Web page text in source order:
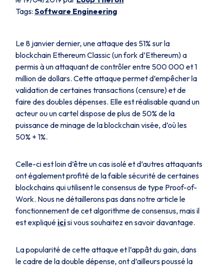
Tags: Software Engineering
Le 8 janvier dernier, une attaque des 51% sur la
blockchain Ethereum Classic (unforkd’Ethereum) a
permis à un attaquant de contrôler entre 500 000 et 1
million de dollars. Cette attaque permet d’empêcher la
validation de certaines transactions (censure) et de
faire des doubles dépenses. Elle est réalisable quand un
acteur ou un cartel dispose de plus de 50% de la
puissance de minage de la blockchain visée, d’où les
50% + 1%.
Celle-ci est loin d’être un cas isolé et d’autres attaquants
ont également profité de la faible sécurité de certaines
blockchains qui utilisent le consensus de type Proof-of-
Work. Nous ne détaillerons pas dans notre article le
fonctionnement de cet algorithme de consensus, mais il
est expliqué icisi vous souhaitez en savoir davantage.
La popularité de cette attaque et l’appât du gain, dans
le cadre de la double dépense, ont d’ailleurs poussé la